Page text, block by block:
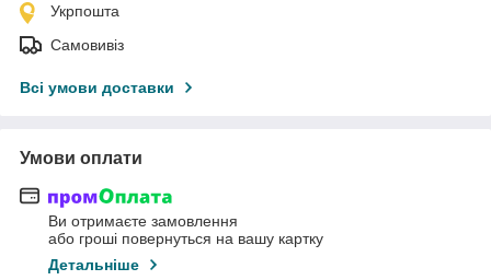
Укрпошта
Самовивіз
Всі умови доставки
Умови оплати
Ви отримаєте замовлення
або гроші повернуться на вашу картку
Детальніше